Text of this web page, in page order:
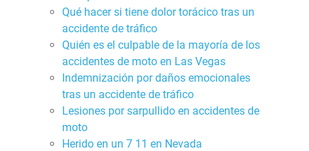
Qué hacer si tiene dolor torácico tras un
accidente de tráfico
Quién es el culpable de la mayoría de los
accidentes de moto en Las Vegas
Indemnización por daños emocionales
tras un accidente de tráfico
Lesiones por sarpullido en accidentes de
moto
Herido en un 7 11 en Nevada